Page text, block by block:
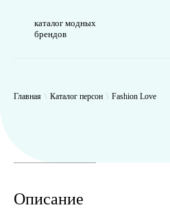
каталог модных
брендов
Главная \ Каталог персон \ Fashion Love
Описание